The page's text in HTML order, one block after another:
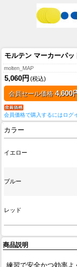
モルテン マーカーパ
molten_MAP
5,060円 (税込)
会員セール価格 4,600
会員価格で購入するにはログ
カラー
イエロー
ブルー
レッド
商品説明
練習で安全かつ効率よ